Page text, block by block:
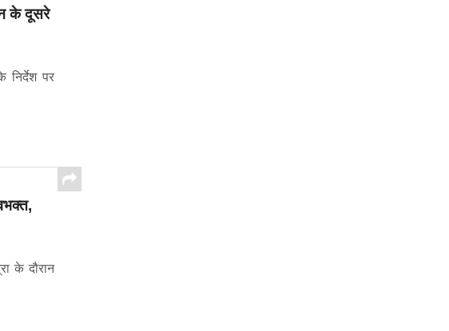
के दूसरे
निर्देश पर
के दौरान